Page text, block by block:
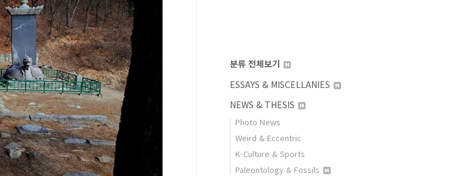
분류 전체보기
ESSAYS & MISCELLANIES
NEWS & THESIS
Photo News
Weird & Eccentric
K-Culture & Sports
Paleontology & Fossils